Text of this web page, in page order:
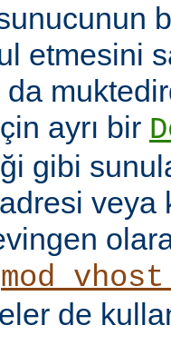
etmesini
da
ayrı bir
gibi
veya
de